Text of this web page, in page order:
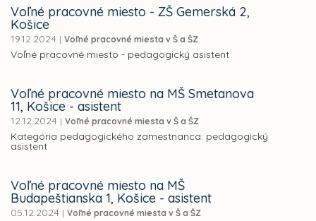
Voľné pracovné miesto - ZŠ Gemerská 2,
Košice
19.12.2024 | Voľné pracovné miesta v Š a ŠZ
Voľné pracovné miesto - pedagogický asistent
Voľné pracovné miesto na MŠ Smetanova
11, Košice - asistent
12.12.2024 | Voľné pracovné miesta v Š a ŠZ
Kategória pedagogického zamestnanca: pedagogický
asistent
Voľné pracovné miesto na MŠ
Budapeštianska 1, Košice - asistent
05.12.2024 | Voľné pracovné miesta v Š a ŠZ